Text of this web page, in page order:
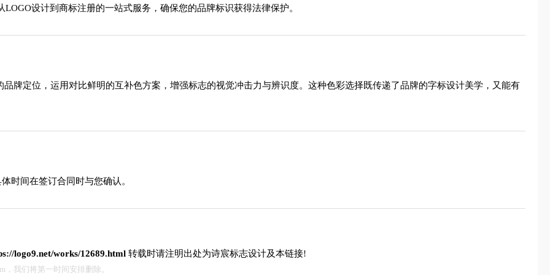
设计到商标注册的一站式服务，确保您的品牌标识获得法律保护。
牌定位，运用对比鲜明的互补色方案，增强标志的视觉冲击力与辨识度。这种色彩选择既传递了品牌的字标设计美学，又能有
时间在签订合同时与您确认。
logo9.net/works/12689.html 转载时请注明出处为诗宸标志设计及本链接!
我们将第一时间安排删除。